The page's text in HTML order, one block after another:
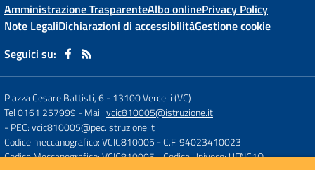
Amministrazione TrasparenteAlbo onlinePrivacy Policy
Note LegaliDichiarazioni di accessibilitàGestione cookie
Seguici su:
Piazza Cesare Battisti, 6-13100 Vercelli (VC)
Tel 0161.257999 - Mail:vcic810005@istruzione.it
- PEC:vcic810005@pec.istruzione.it
Codice meccanografico: VCIC810005 - C.F. 94023410023
Codice Meccanografico: VCIC810005- Codice Univoco: UFNC1O